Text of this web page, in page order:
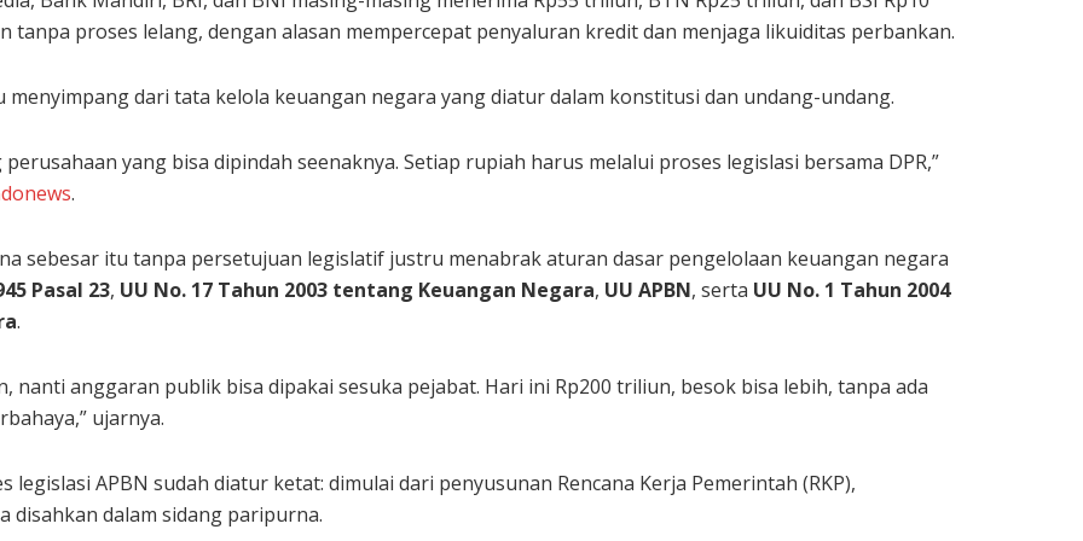
tanpa proses lelang, dengan alasan mempercepat penyaluran kredit dan menjaga likuiditas perbankan.
dari tata kelola keuangan negara yang diatur dalam konstitusi dan undang-undang.
yang bisa dipindah seenaknya. Setiap rupiah harus melalui proses legislasi bersama DPR,”
.
sebesar itu tanpa persetujuan legislatif justru menabrak aturan dasar pengelolaan keuangan negara
Pasal 23, UU No. 17 Tahun 2003 tentang Keuangan Negara, UU APBN, serta UU No. 1 Tahun 2004
.
nanti anggaran publik bisa dipakai sesuka pejabat. Hari ini Rp200 triliun, besok bisa lebih, tanpa ada
ujarnya.
APBN sudah diatur ketat: dimulai dari penyusunan Rencana Kerja Pemerintah (RKP),
disahkan dalam sidang paripurna.